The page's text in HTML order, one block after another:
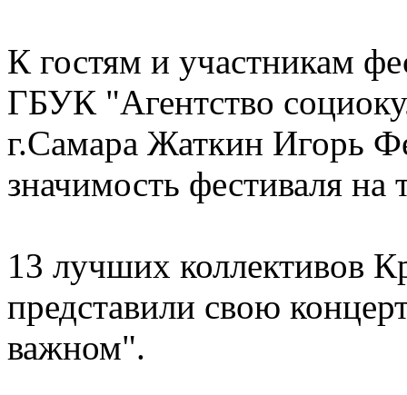
К гостям и участникам
ГБУК "Агентство
г.Самара Жаткин Игорь
значимость фестиваля
13 лучших коллективов
представили свою
важном".